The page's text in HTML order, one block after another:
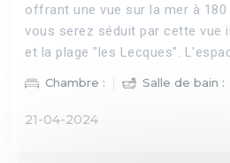
offrant une vue sur la mer à 180
vous serez séduit par cette vue
et la plage "les Lecques".
Chambre : Salle de bain :
21-04-2024